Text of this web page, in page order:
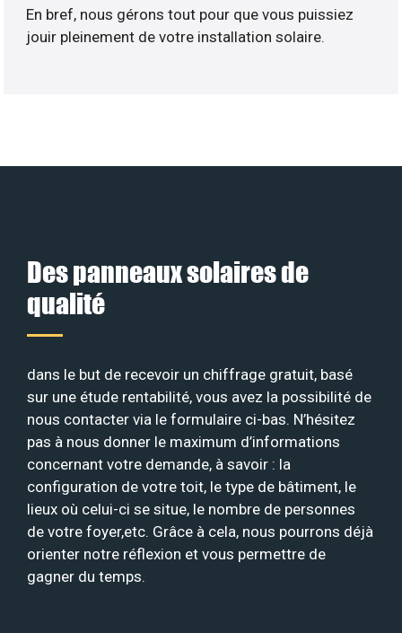
En bref, nous gérons tout pour que vous puissiez
jouir pleinement de votre installation solaire.
Des panneaux solaires de
qualité
dans le but de recevoir un chiffrage gratuit, basé
sur une étude rentabilité, vous avez la possibilité de
nous contacter via le formulaire ci-bas. N’hésitez
pas à nous donner le maximum d’informations
concernant votre demande, à savoir : la
configuration de votre toit, le type de bâtiment, le
lieux où celui-ci se situe, le nombre de personnes
de votre foyer,etc. Grâce à cela, nous pourrons déjà
orienter notre réflexion et vous permettre de
gagner du temps.